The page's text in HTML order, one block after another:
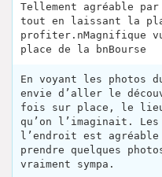
Tellement agréable
tout en laissant la
profiter.nMagnifique
place de la bnBourse
En voyant les photos
envie d’aller le
fois sur place, le
qu’on l’imaginait.
l’endroit est agréable
prendre quelques
vraiment sympa.